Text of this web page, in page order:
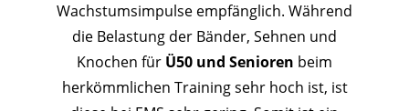
Wachstumsimpulse empfänglich. Während
die Belastung der Bänder, Sehnen und
Knochen für Ü50 und Senioren beim
herkömmlichen Training sehr hoch ist, ist